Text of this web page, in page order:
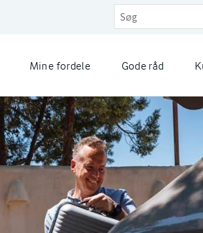
Mine fordele Gode råd